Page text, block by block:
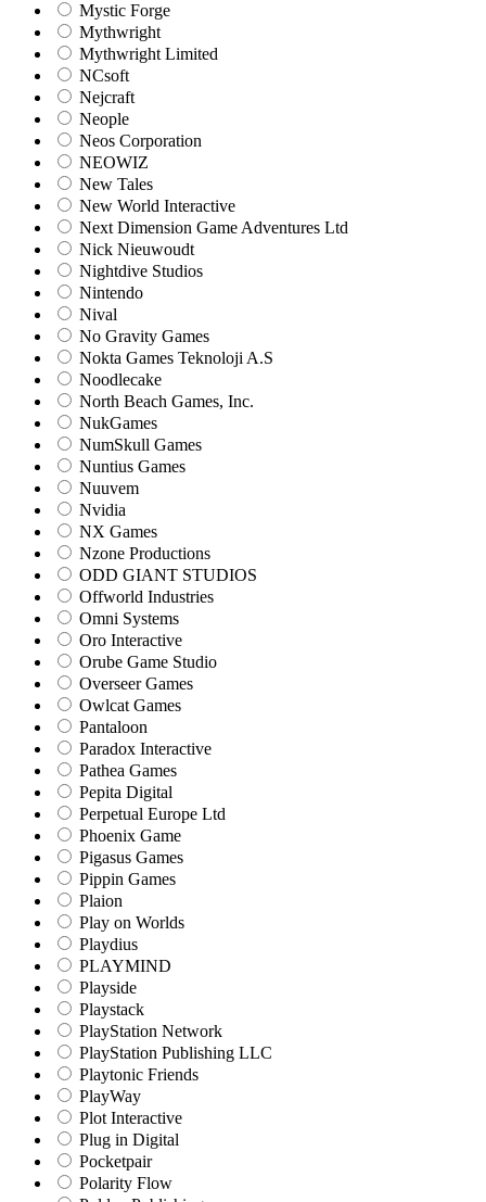
Mystic Forge
Mythwright
Mythwright Limited
NCsoft
Nejcraft
Neople
Neos Corporation
NEOWIZ
New Tales
New World Interactive
Next Dimension Game Adventures Ltd
Nick Nieuwoudt
Nightdive Studios
Nintendo
Nival
No Gravity Games
Nokta Games Teknoloji A.S
Noodlecake
North Beach Games, Inc.
NukGames
NumSkull Games
Nuntius Games
Nuuvem
Nvidia
NX Games
Nzone Productions
ODD GIANT STUDIOS
Offworld Industries
Omni Systems
Oro Interactive
Orube Game Studio
Overseer Games
Owlcat Games
Pantaloon
Paradox Interactive
Pathea Games
Pepita Digital
Perpetual Europe Ltd
Phoenix Game
Pigasus Games
Pippin Games
Plaion
Play on Worlds
Playdius
PLAYMIND
Playside
Playstack
PlayStation Network
PlayStation Publishing LLC
Playtonic Friends
PlayWay
Plot Interactive
Plug in Digital
Pocketpair
Polarity Flow